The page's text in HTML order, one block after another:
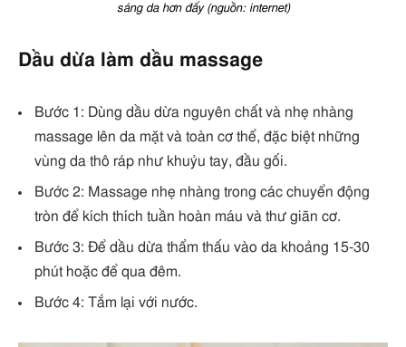
sáng da hơn đấy (nguồn: internet)
Dầu dừa làm dầu massage
Bước 1: Dùng dầu dừa nguyên chất và nhẹ nhàng
massage lên da mặt và toàn cơ thể, đặc biệt những
vùng da thô ráp như khuỷu tay, đầu gối.
Bước 2: Massage nhẹ nhàng trong các chuyển động
tròn để kích thích tuần hoàn máu và thư giãn cơ.
Bước 3: Để dầu dừa thẩm thấu vào da khoảng 15-30
phút hoặc để qua đêm.
Bước 4: Tắm lại với nước.